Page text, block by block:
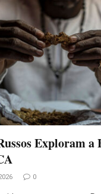
Exploram a
0